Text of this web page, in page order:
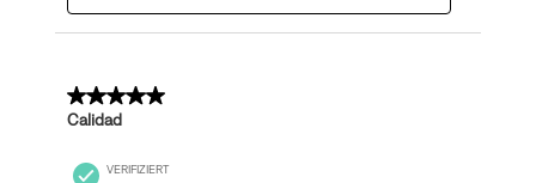
5 von 5 Sternen.
Calidad
VERIFIZIERT